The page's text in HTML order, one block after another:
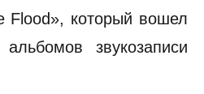
Flood», который вошел
звукозаписи